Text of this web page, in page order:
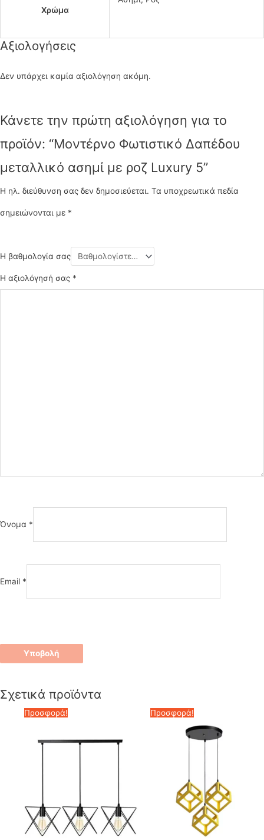
Χρώμα
Αξιολογήσεις
Δεν υπάρχει καμία αξιολόγηση ακόμη.
Κάνετε την πρώτη αξιολόγηση για το
προϊόν: “Μοντέρνο Φωτιστικό Δαπέδου
μεταλλικό ασημί με ροζ Luxury 5”
Η ηλ. διεύθυνση σας δεν δημοσιεύεται. Τα υποχρεωτικά πεδία
σημειώνονται με *
Η βαθμολογία σας
Η αξιολόγησή σας *
Όνομα *
Email *
Σχετικά προϊόντα
Προσφορά! Προσφορά!